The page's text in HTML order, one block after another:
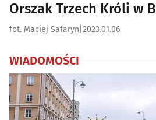
Orszak Trzech Króli w
fot. Maciej Safaryn 2023.01.06
WIADOMOŚCI